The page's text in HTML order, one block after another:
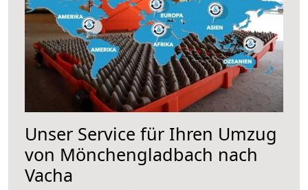
Unser Service für Ihren Umzug
von Mönchengladbach nach
Vacha